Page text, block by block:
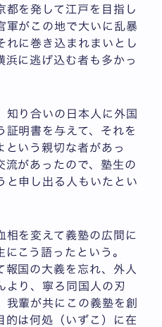
都を発して江戸を目指し
軍がこの地で大いに乱暴
れに巻き込まれまいとし
浜に逃げ込む者も多かっ
知り合いの日本人に外国
証明書を与えて、それを
という親切な者があっ
流があったので、塾生の
と申し出る人もいたとい
相を変えて義塾の広間に
こう語ったという。
報国の大義を忘れ、外人
より、寧ろ同国人の刃
我輩が共にこの義塾を創
的は何処（いずこ）に在